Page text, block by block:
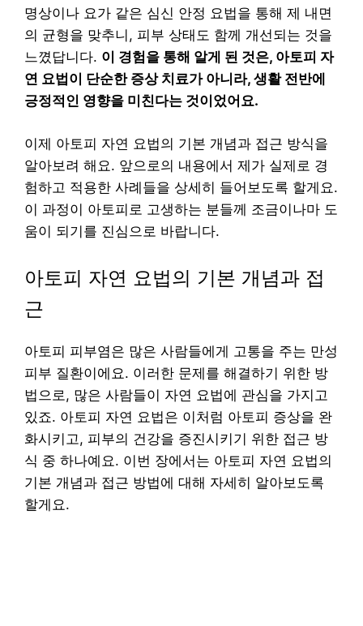
명상이나 요가 같은 심신 안정 요법을 통해 제 내면
의 균형을 맞추니, 피부 상태도 함께 개선되는 것을
느꼈답니다. 이 경험을 통해 알게 된 것은, 아토피 자
연 요법이 단순한 증상 치료가 아니라, 생활 전반에
긍정적인 영향을 미친다는 것이었어요.
이제 아토피 자연 요법의 기본 개념과 접근 방식을
알아보려 해요. 앞으로의 내용에서 제가 실제로 경
험하고 적용한 사례들을 상세히 들어보도록 할게요.
이 과정이 아토피로 고생하는 분들께 조금이나마 도
움이 되기를 진심으로 바랍니다.
아토피 자연 요법의 기본 개념과 접
근
아토피 피부염은 많은 사람들에게 고통을 주는 만성
피부 질환이에요. 이러한 문제를 해결하기 위한 방
법으로, 많은 사람들이 자연 요법에 관심을 가지고
있죠. 아토피 자연 요법은 이처럼 아토피 증상을 완
화시키고, 피부의 건강을 증진시키기 위한 접근 방
식 중 하나예요. 이번 장에서는 아토피 자연 요법의
기본 개념과 접근 방법에 대해 자세히 알아보도록
할게요.